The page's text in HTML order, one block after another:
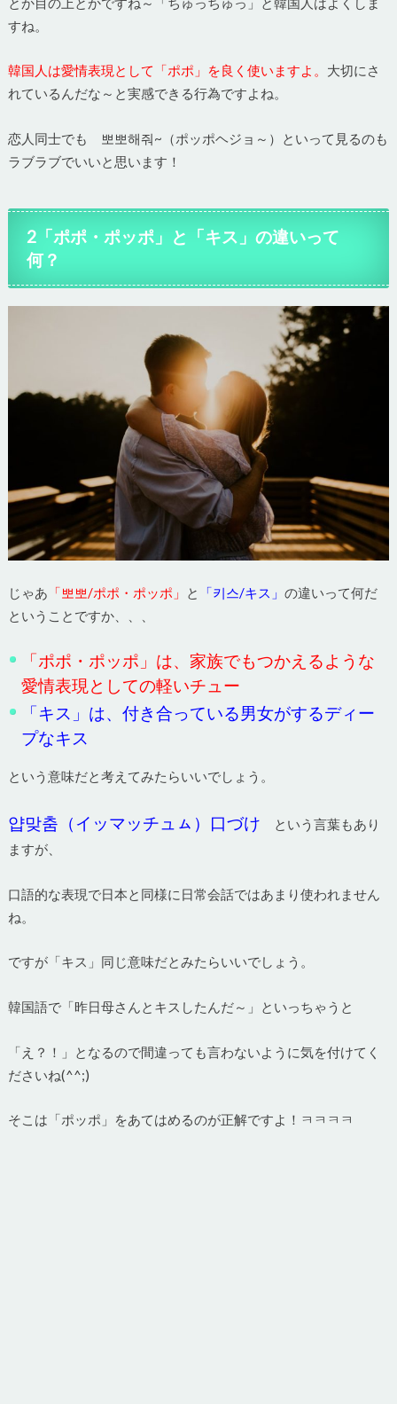
すね。
韓国人は愛情表現として「ポポ」を良く使いますよ。 大切にさ
れているんだな～と実感できる行為ですよね。
恋人同士でも 뽀뽀해줘~（ポッポヘジョ～）といって見るのも
ラブラブでいいと思います！
2「ポポ・ポッポ」と「キス」の違いって
何？
じゃあ 「뽀뽀/ポポ・ポッポ」 と 「키스/キス」 の違いって何だ
ということですか、、、
「ポポ・ポッポ」は、家族でもつかえるような
愛情表現としての軽いチュー
「キス」は、付き合っている男女がするディー
プなキス
という意味だと考えてみたらいいでしょう。
얍맞춤（イッマッチュㇺ）口づけ
という言葉もあり
ますが、
口語的な表現で日本と同様に日常会話ではあまり使われません
ね。
ですが「キス」同じ意味だとみたらいいでしょう。
韓国語で「昨日母さんとキスしたんだ～」といっちゃうと
「え？！」となるので間違っても言わないように気を付けてく
ださいね(^^;)
そこは「ポッポ」をあてはめるのが正解ですよ！ㅋㅋㅋㅋ